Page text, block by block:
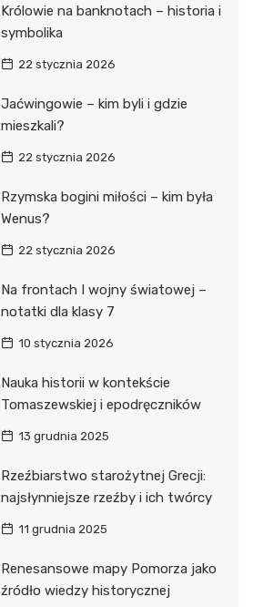
Królowie na banknotach – historia i
symbolika
22 stycznia 2026
Jaćwingowie – kim byli i gdzie
mieszkali?
22 stycznia 2026
Rzymska bogini miłości – kim była
Wenus?
22 stycznia 2026
Na frontach I wojny światowej –
notatki dla klasy 7
10 stycznia 2026
Nauka historii w kontekście
Tomaszewskiej i epodręczników
13 grudnia 2025
Rzeźbiarstwo starożytnej Grecji:
najsłynniejsze rzeźby i ich twórcy
11 grudnia 2025
Renesansowe mapy Pomorza jako
źródło wiedzy historycznej